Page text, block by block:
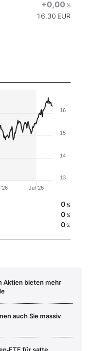
+0,00 %
16,30 EUR
'26 Jul '26
13
14
15
16
0%
0%
0%
Aktien bieten mehr
auch Sie massiv
für satte